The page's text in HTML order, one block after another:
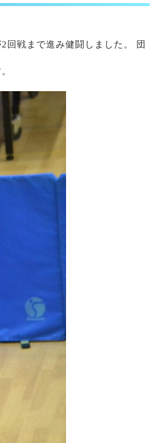
回戦まで進み健闘しました。 団